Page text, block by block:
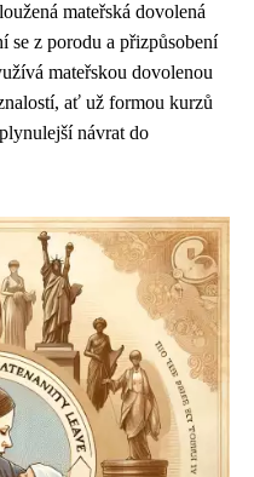
mateřská dovolená
se z porodu a přizpůsobení
mateřskou dovolenou
ať už formou kurzů
návrat do